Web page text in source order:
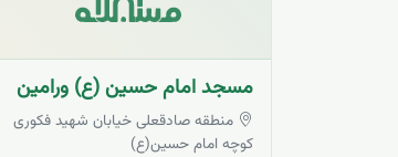
مسجد امام حسین (ع) ورامین
منطقه صادقعلی خیابان شهید فکوری
کوچه امام حسین(ع)